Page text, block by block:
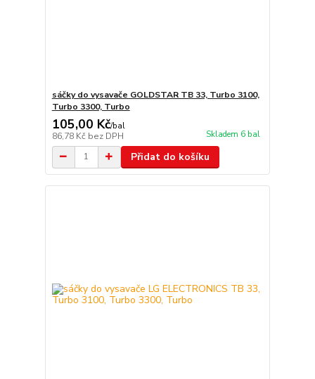
sáčky do vysavače GOLDSTAR TB 33, Turbo 3100,
Turbo 3300, Turbo
105,00 Kč/bal
86,78 Kč bez DPH Skladem 6 bal
Přidat do košíku